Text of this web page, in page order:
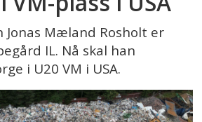
Mæland Rosholt er
IL. Nå skal han
i U20 VM i USA.